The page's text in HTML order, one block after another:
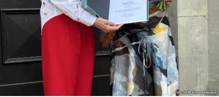
Foto: HGB Kommunikation
Foto: HGB Kommunikation